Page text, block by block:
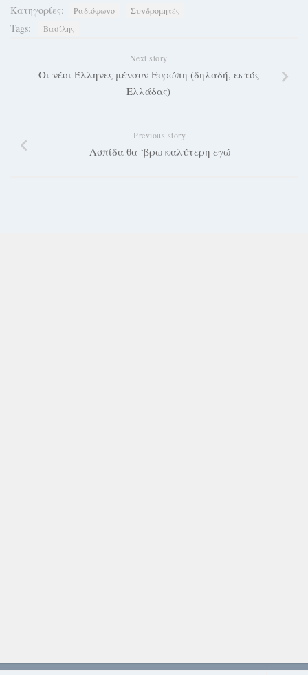
Κατηγορίες: Ραδιόφωνο Συνδρομητές
Tags: Βασίλης
Next story
Οι νέοι Έλληνες μένουν Ευρώπη (δηλαδή, εκτός
Ελλάδας)
Previous story
Ασπίδα θα ‘βρω καλύτερη εγώ